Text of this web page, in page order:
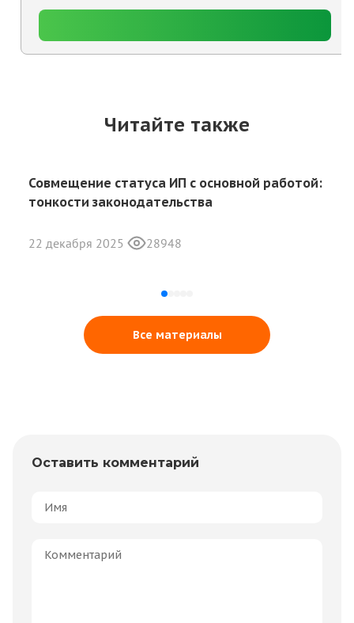
Читайте также
Совмещение статуса ИП с основной работой:
тонкости законодательства
22 декабря 2025 28948
Все материалы
Оставить комментарий